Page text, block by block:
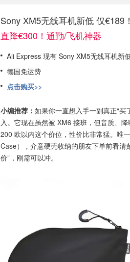
Sony XM5无线耳机新低 仅€189
直降€300！通勤/飞机神器
Ali Express 现有 Sony XM5无线耳机新
德国免运费
点击购买>>
小编推荐： 如果你一直想入手一副真正“买
入。它现在虽然被 XM6 接班，但音质、
200 欧以内这个价位，性价比非常猛。唯
Case），介意硬壳收纳的朋友下单前看清
价”，刚需可以冲。